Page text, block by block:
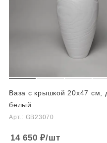
Ваза с крышкой 20х47 см,
белый
Арт.: GB23070
14 650 ₽/шт